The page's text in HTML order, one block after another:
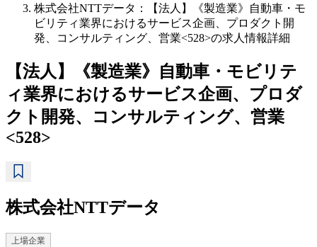
株式会社NTTデータ：【法人】《製造業》自動車・モ
ビリティ業界におけるサービス企画、プロダクト開
発、コンサルティング、営業<528>の求人情報詳細
【法人】《製造業》自動車・モビリテ
ィ業界におけるサービス企画、プロダ
クト開発、コンサルティング、営業
<528>
株式会社NTTデータ
上場企業